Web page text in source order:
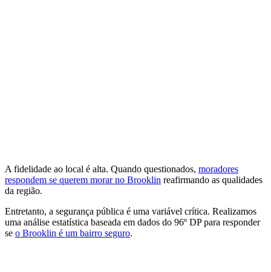
A fidelidade ao local é alta. Quando questionados, moradores
respondem se querem morar no Brooklin reafirmando as qualidades
da região.
Entretanto, a segurança pública é uma variável crítica. Realizamos
uma análise estatística baseada em dados do 96º DP para responder
se o Brooklin é um bairro seguro.